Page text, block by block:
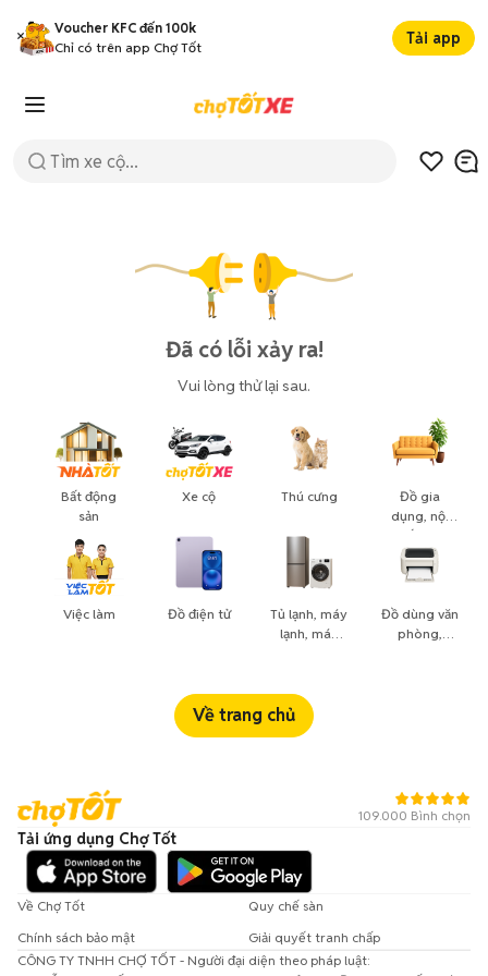
Voucher KFC đến 100k
Chỉ có trên app Chợ Tốt
Tải app
Đã có lỗi xảy ra!
Vui lòng thử lại sau.
Bất động
sản
Việc làm
Xe cộ
Đồ điện tử
Thú cưng
Tủ lạnh, máy
lạnh, máy
Đồ gia
dụng, nội
thất, cây
cảnh
Đồ dùng văn
phòng,
Về trang chủ
109.000 Bình chọn
Tải ứng dụng Chợ Tốt
Về Chợ Tốt
Quy chế sàn
Chính sách bảo mật
Giải quyết tranh chấp
CÔNG TY TNHH CHỢ TỐT - Người đại diện theo pháp luật: